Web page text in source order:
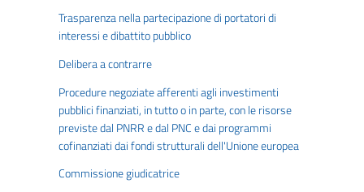
Trasparenza nella partecipazione di portatori di
interessi e dibattito pubblico
Delibera a contrarre
Procedure negoziate afferenti agli investimenti
pubblici finanziati, in tutto o in parte, con le risorse
previste dal PNRR e dal PNC e dai programmi
cofinanziati dai fondi strutturali dell'Unione europea
Commissione giudicatrice